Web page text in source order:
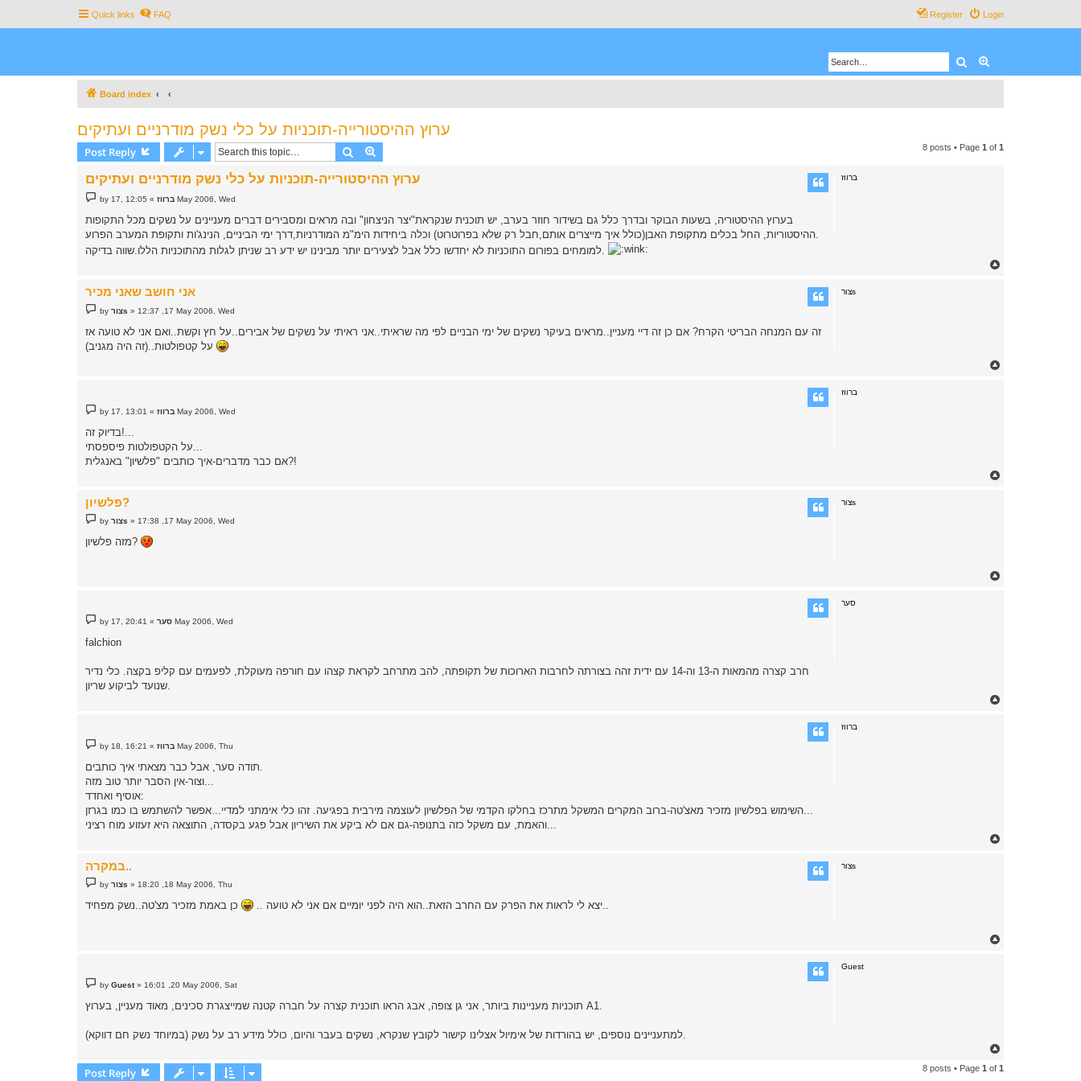
Quick links FAQ Login
Register
Search
Board index
ערוץ ההיסטורייה-תוכניות על כלי נשק מודרניים ועתיקים
Post Reply Search 8 posts • Page 1 of 1
ברווז ערוץ ההיסטורייה-תוכניות על כלי נשק מודרניים ועתיקים
P
o
t
by ברווז» 12:05 ,17 May 2006, Wed
בערוץ ההיסטוריה, בשעות הבוקר ובדרך כלל גם בשידור חוזר בערב, יש תוכנית שנקראת"יצר הניצחון" ובה מראים ומסבירים דברים מעניינים על נשקים מכל התקופות
ההיסטוריות, החל בכלים מתקופת האבן(כולל איך מייצרים אותם,חבל רק שלא בפרוטרוט) וכלה ביחידות הימ"מ המודרניות,דרך ימי הביניים, הנינג'ות ותקופת המערב הפרוע.
למומחים בפורום התוכניות לא יחדשו כלל אבל לצעירים יותר מבינינו יש ידע רב שניתן לגלות מהתוכניות הללו.שווה בדיקה.
צורs אני חושב שאני מכיר
P
o
t
by צורs » 12:37 ,17 May 2006, Wed
זה עם המנחה הבריטי הקרח? אם כן זה דיי מעניין..מראים בעיקר נשקים של ימי הבניים לפי מה שראיתי..אני ראיתי על נשקים של אבירים..על חץ וקשת..ואם אני לא טועה אז
ברווז
P
o
t
by ברווז» 13:01 ,17 May 2006, Wed
בדיוק זה!...
אם כבר מדברים-איך כותבים "פלשיון" באנגלית?!
צורs פלשיון?
P
o
s
t
by צורs » 17:38 ,17 May 2006, Wed
מזה פלשיון?
סער
P
o
t
by סער» 20:41 ,17 May 2006, Wed
falchion
חרב קצרה מהמאות ה-13 וה-14 עם ידית זהה בצורתה לחרבות הארוכות של תקופתה, להב מתרחב לקראת קצהו עם חורפה מעוקלת, לפעמים עם קליפ בקצה. כלי נדיר
שנועד לביקוע שריון.
ברווז
P
o
t
by ברווז» 16:21 ,18 May 2006, Thu
אוסיף ואחדד:
צורs במקרה..
P
o
t
by צורs » 18:20 ,18 May 2006, Thu
יצא לי לראות את הפרק עם החרב הזאת..הוא היה לפני יומיים אם אני לא טועה ..כן באמת מזכיר מצ'טה..נשק מפחיד..
Guest
P
o
t
byGuest» 16:01 ,20 May 2006, Sat
תוכניות מעניינות ביותר, אני גן צופה, אבג הראו תוכנית קצרה על חברה קטנה שמייצגרת סכינים, מאוד מעניין, בערוץ A1.
למתעניינים נוספים, יש בהורדות של אימיול אצלינו קישור לקובץ שנקרא, נשקים בעבר והיום, כולל מידע רב על נשק (במיוחד נשק חם דווקא).
p
Post Reply 8 posts • Page 1 of 1